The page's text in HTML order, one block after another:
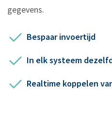
gegevens.
Bespaar invoertijd
In elk systeem
Realtime koppelen